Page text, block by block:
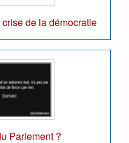
de la démocratie
Parlement ?